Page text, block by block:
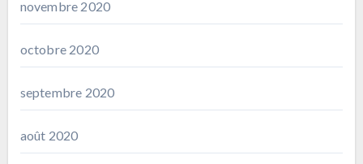
novembre 2020
octobre 2020
septembre 2020
août 2020